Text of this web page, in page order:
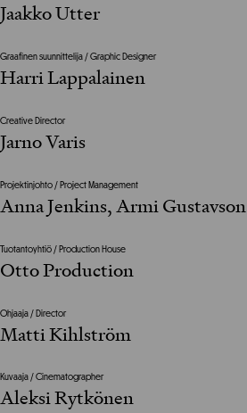
Jaakko Utter
Graafinen suunnittelija / Graphic Designer
Harri Lappalainen
Creative Director
Jarno Varis
Projektinjohto / Project Management
Anna Jenkins, Armi Gustavson
Tuotantoyhtiö / Production House
Otto Production
Ohjaaja / Director
Matti Kihlström
Kuvaaja / Cinematographer
Aleksi Rytkönen